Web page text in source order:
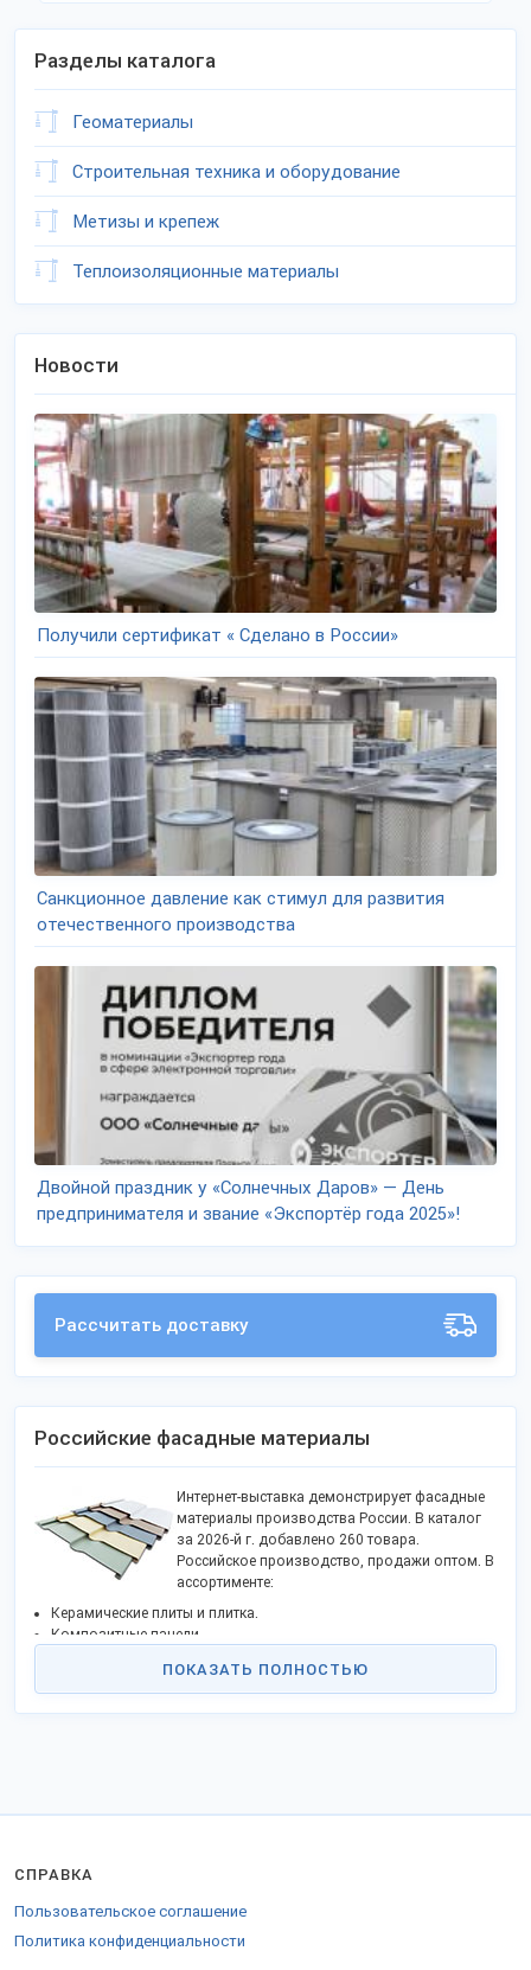
Разделы каталога
Геоматериалы
Строительная техника и оборудование
Метизы и крепеж
Теплоизоляционные материалы
Новости
Получили сертификат « Сделано в России»
Санкционное давление как стимул для развития
отечественного производства
Двойной праздник у «Солнечных Даров» — День
предпринимателя и звание «Экспортёр года 2025»!
Рассчитать доставку
Российские фасадные материалы
Интернет-выставка демонстрирует фасадные
материалы производства России. В каталог
за 2026-й г. добавлено 260 товара.
Российское производство, продажи оптом. В
ассортименте:
Керамические плиты и плитка.
Композитные панели.
Фиброцементный состав.
Цокольный кирпич.
освоили новейшие технологии производства декоративного
для кровли домов. Строительные компании, ведущие отделку
фасадов домов и офисов, выбирают продукцию российского
производителя. Популярностью пользуются торговые марки
ПОКАЗАТЬ ПОЛНОСТЬЮ
СПРАВКА
Пользовательское соглашение
Политика конфиденциальности